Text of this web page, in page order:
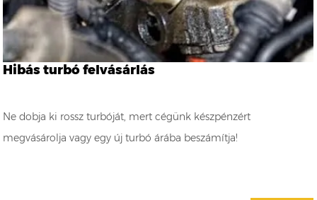
Hibás turbó felvásárlás
Ne dobja ki rossz turbóját, mert cégünk készpénzért
megvásárolja vagy egy új turbó árába beszámítja!